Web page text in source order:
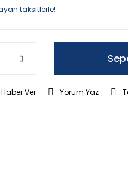
taksitlerle!
Ver Yorum Yaz